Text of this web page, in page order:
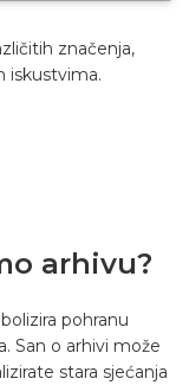
značenja,
iskustvima.
arhivu?
pohranu
San o arhivi može
stara sjećanja